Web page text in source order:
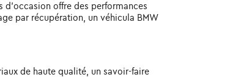
d'occasion offre des performances
par récupération, un véhicula BMW
de haute qualité, un savoir-faire